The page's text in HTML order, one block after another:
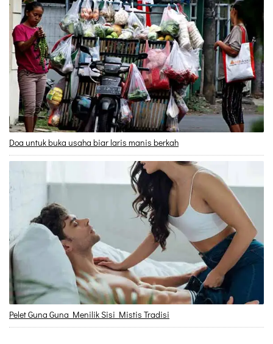
Doa untuk buka usaha biar laris manis berkah
Pelet Guna Guna Menilik Sisi Mistis Tradisi